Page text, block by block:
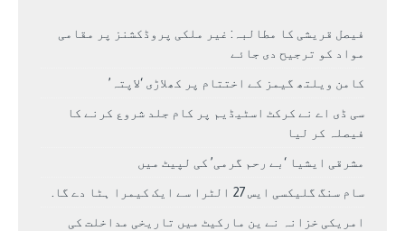
فیصل قریشی کا مطالبہ: غیر ملکی پروڈکشنز پر مقامی
مواد کو ترجیح دی جائے
کامن ویلتھ گیمز کے اختتام پر کھلاڑی ‘لاپتہ’
سی ڈی اے نے کرکٹ اسٹیڈیم پر کام جلد شروع کرنے کا
فیصلہ کر لیا
مشرقی ایشیا ‘بے رحم گرمی’ کی لپیٹ میں
سام سنگ گلیکسی ایس 27 الٹرا سے ایک کیمرا ہٹا دے گا.
امریکی خزانہ نے ین مارکیٹ میں تاریخی مداخلت کی